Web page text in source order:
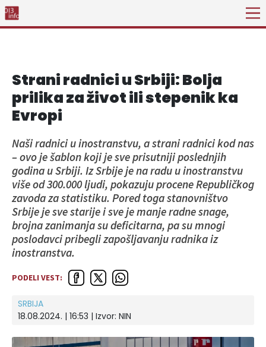
Strani radnici u Srbiji: Bolja
prilika za život ili stepenik ka
Evropi
Naši radnici u inostranstvu, a strani radnici kod nas
– ovo je šablon koji je sve prisutniji poslednjih
godina u Srbiji. Iz Srbije je na radu u inostranstvu
više od 300.000 ljudi, pokazuju procene Republičkog
zavoda za statistiku. Pored toga stanovništvo
Srbije je sve starije i sve je manje radne snage,
brojna zanimanja su deficitarna, pa su mnogi
poslodavci pribegli zapošljavanju radnika iz
inostranstva.
PODELI VEST:
SRBIJA
18.08.2024. | 16:53 | Izvor: NIN